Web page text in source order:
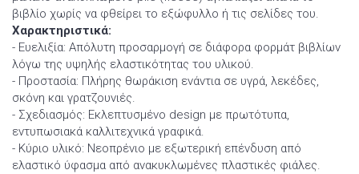
βιβλίο χωρίς να φθείρει το εξώφυλλο ή τις σελίδες του.
Χαρακτηριστικά:
- Ευελιξία: Απόλυτη προσαρμογή σε διάφορα φορμάτ βιβλίων
λόγω της υψηλής ελαστικότητας του υλικού.
- Προστασία: Πλήρης θωράκιση ενάντια σε υγρά, λεκέδες,
σκόνη και γρατζουνιές.
- Σχεδιασμός: Εκλεπτυσμένο design με πρωτότυπα,
εντυπωσιακά καλλιτεχνικά γραφικά.
- Κύριο υλικό: Νεοπρένιο με εξωτερική επένδυση από
ελαστικό ύφασμα από ανακυκλωμένες πλαστικές φιάλες.